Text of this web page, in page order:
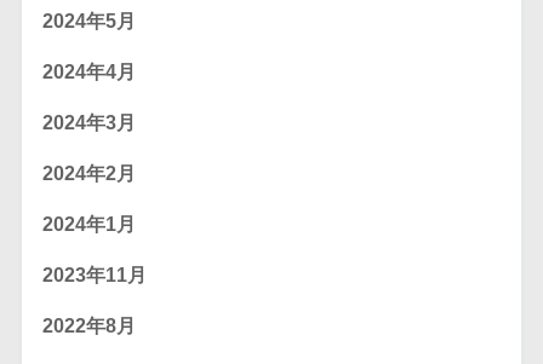
2024年5月
2024年4月
2024年3月
2024年2月
2024年1月
2023年11月
2022年8月